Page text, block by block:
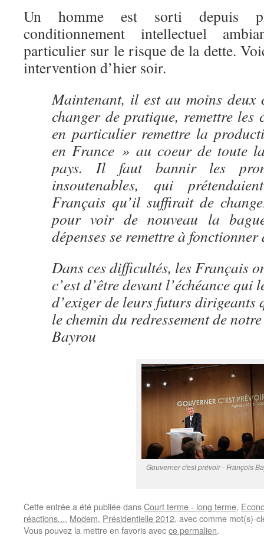
Un homme est sorti depuis
conditionnement intellectuel
particulier sur le risque de la dette.
intervention d’hier soir.
Maintenant, il est au moins
changer de pratique, remettre les
en particulier remettre la
en France » au coeur de toute
pays. Il faut bannir les
insoutenables, qui
Français qu’il suffirait de
pour voir de nouveau la
dépenses se remettre à
Dans ces difficultés, les Français
c’est d’être devant l’échéance qui
d’exiger de leurs futurs dirigeants
le chemin du redressement de
Bayrou
Gouverner c'est prévoir - François
Cette entrée a été publiée dansCourt terme - long terme,
réactions..., Modem, Présidentielle 2012, avec comme mot(s)-
Vous pouvez la mettre en favoris avecce permalien.